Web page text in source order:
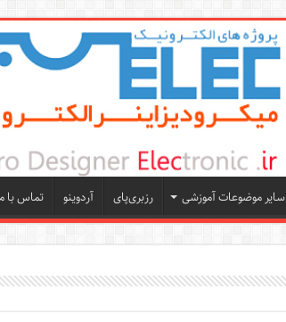
سایر موضوعات آموزشی رزبری‌پای آردوینو تماس با